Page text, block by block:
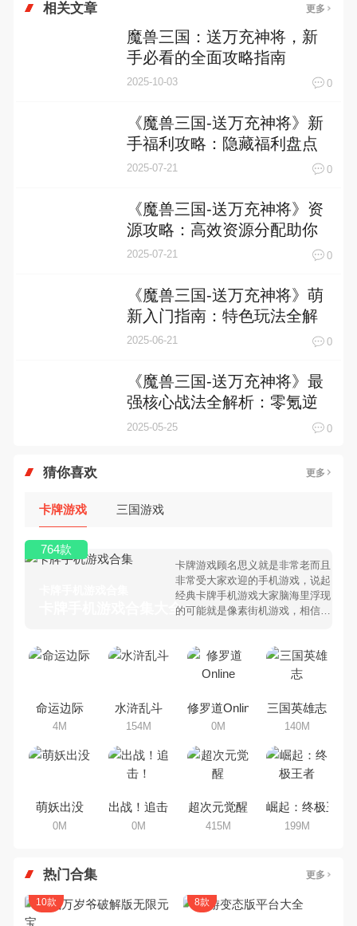
相关文章 更多
魔兽三国：送万充神将，新
手必看的全面攻略指南
2025-10-03 0
《魔兽三国-送万充神将》新
手福利攻略：隐藏福利盘点
2025-07-21 0
《魔兽三国-送万充神将》资
源攻略：高效资源分配助你
称霸三国
2025-07-21 0
《魔兽三国-送万充神将》萌
新入门指南：特色玩法全解
析
2025-06-21 0
《魔兽三国-送万充神将》最
强核心战法全解析：零氪逆
袭的终极奥义
2025-05-25 0
猜你喜欢 更多
卡牌游戏 三国游戏
卡牌手机游戏合集大全 >
卡牌游戏顾名思义就是非常老而且
非常受大家欢迎的手机游戏，说起
经典卡牌手机游戏大家脑海里浮现
的可能就是像素街机游戏，相信很
牌手机游戏有哪些呢？游戏今天，
乐途下载站小编芒果味的怪咖给大
集，欢迎大家前来选择下载体验
764款
命运边际
4M
水浒乱斗
154M
修罗道Online
0M
三国英雄志
140M
萌妖出没
0M
出战！追击！
0M
超次元觉醒
415M
崛起：终极王者
199M
热门合集 更多
10款 8款